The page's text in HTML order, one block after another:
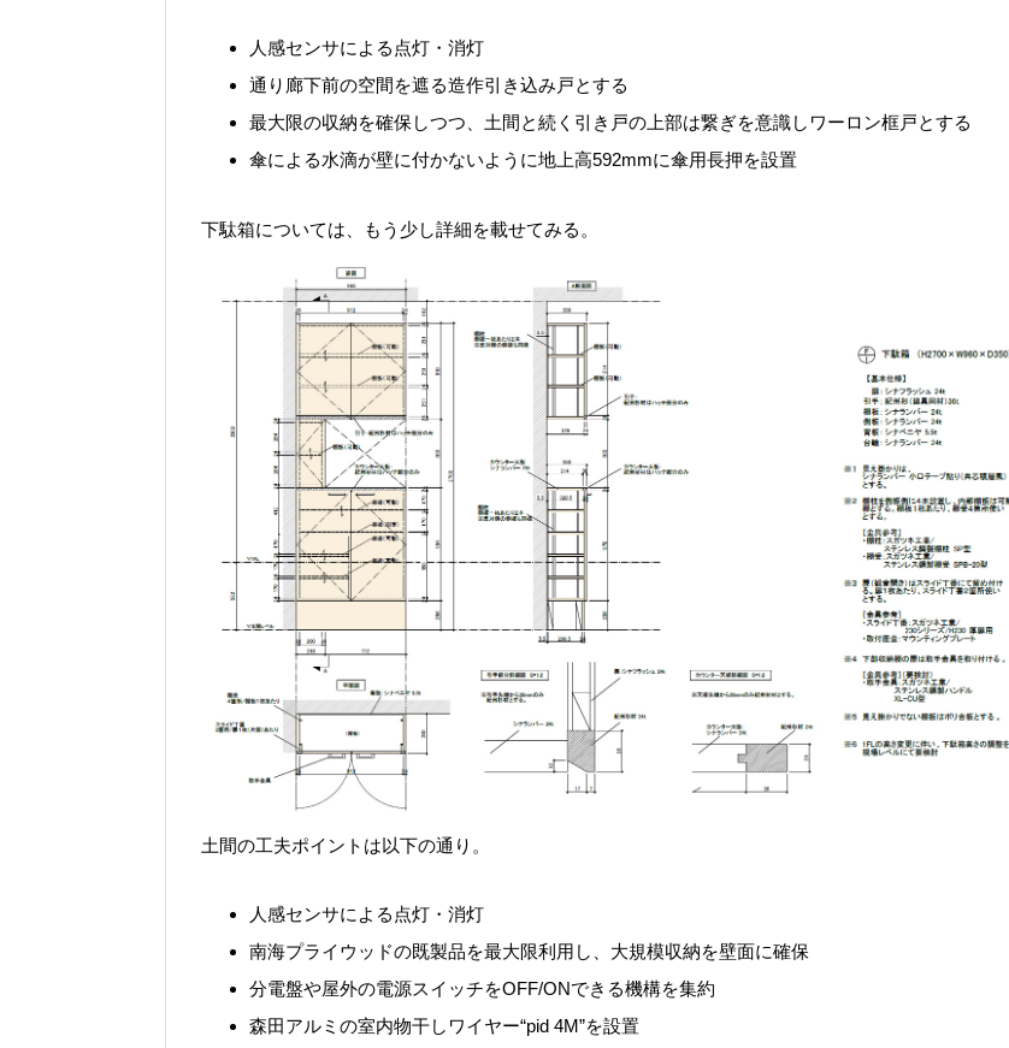
人感センサによる点灯・消灯
通り廊下前の空間を遮る造作引き込み戸とする
最大限の収納を確保しつつ、土間と続く引き戸の上部は繋ぎを意識しワーロン框戸とする
傘による水滴が壁に付かないように地上高592mmに傘用長押を設置
下駄箱については、もう少し詳細を載せてみる。
土間の工夫ポイントは以下の通り。
人感センサによる点灯・消灯
南海プライウッドの既製品を最大限利用し、大規模収納を壁面に確保
分電盤や屋外の電源スイッチをOFF/ONできる機構を集約
森田アルミの室内物干しワイヤー“pid 4M”を設置